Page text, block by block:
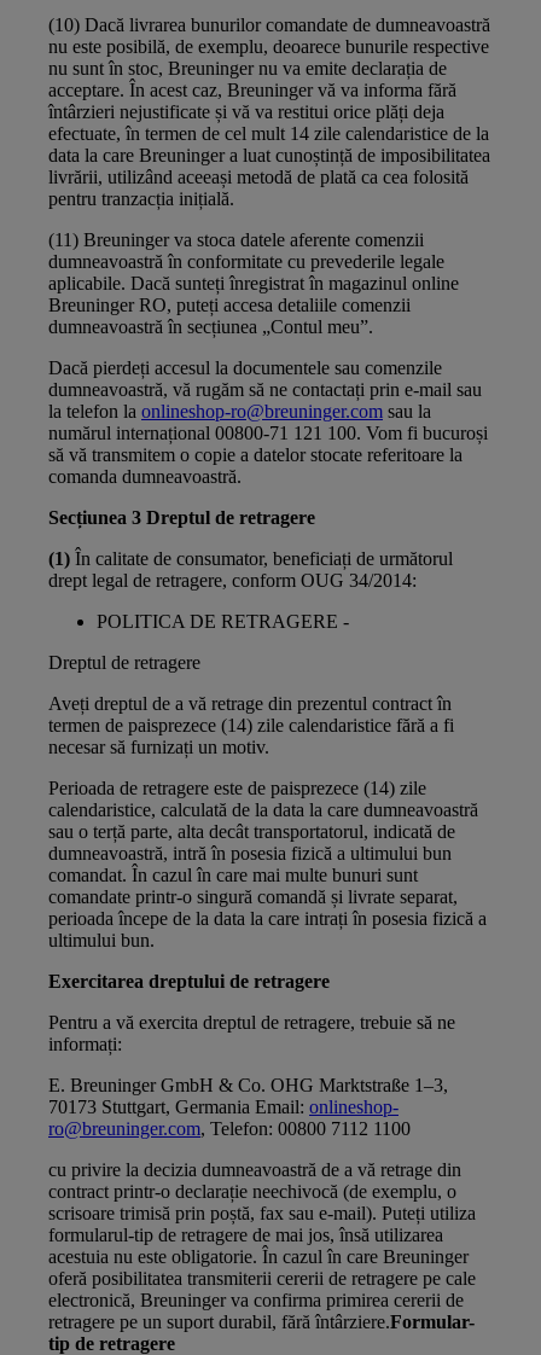
(10) Dacă livrarea bunurilor comandate de dumneavoastră
nu este posibilă, de exemplu, deoarece bunurile respective
nu sunt în stoc, Breuninger nu va emite declarația de
acceptare. În acest caz, Breuninger vă va informa fără
întârzieri nejustificate și vă va restitui orice plăți deja
efectuate, în termen de cel mult 14 zile calendaristice de la
data la care Breuninger a luat cunoștință de imposibilitatea
livrării, utilizând aceeași metodă de plată ca cea folosită
pentru tranzacția inițială.
(11) Breuninger va stoca datele aferente comenzii
dumneavoastră în conformitate cu prevederile legale
aplicabile. Dacă sunteți înregistrat în magazinul online
Breuninger RO, puteți accesa detaliile comenzii
dumneavoastră în secțiunea „Contul meu”.
Dacă pierdeți accesul la documentele sau comenzile
dumneavoastră, vă rugăm să ne contactați prin e-mail sau
la telefon la onlineshop-ro@breuninger.com sau la
numărul internațional 00800-71 121 100. Vom fi bucuroși
să vă transmitem o copie a datelor stocate referitoare la
comanda dumneavoastră.
Secțiunea 3 Dreptul de retragere
(1) În calitate de consumator, beneficiați de următorul
drept legal de retragere, conform OUG 34/2014:
POLITICA DE RETRAGERE -
Dreptul de retragere
Aveți dreptul de a vă retrage din prezentul contract în
termen de paisprezece (14) zile calendaristice fără a fi
necesar să furnizați un motiv.
Perioada de retragere este de paisprezece (14) zile
calendaristice, calculată de la data la care dumneavoastră
sau o terță parte, alta decât transportatorul, indicată de
dumneavoastră, intră în posesia fizică a ultimului bun
comandat. În cazul în care mai multe bunuri sunt
comandate printr-o singură comandă și livrate separat,
perioada începe de la data la care intrați în posesia fizică a
ultimului bun.
Exercitarea dreptului de retragere
Pentru a vă exercita dreptul de retragere, trebuie să ne
informați:
E. Breuninger GmbH & Co. OHG Marktstraße 1–3,
70173 Stuttgart, Germania Email: onlineshop-
ro@breuninger.com, Telefon: 00800 7112 1100
cu privire la decizia dumneavoastră de a vă retrage din
contract printr-o declarație neechivocă (de exemplu, o
scrisoare trimisă prin poștă, fax sau e-mail). Puteți utiliza
formularul-tip de retragere de mai jos, însă utilizarea
acestuia nu este obligatorie. În cazul în care Breuninger
oferă posibilitatea transmiterii cererii de retragere pe cale
electronică, Breuninger va confirma primirea cererii de
retragere pe un suport durabil, fără întârziere.Formular-
tip de retragere